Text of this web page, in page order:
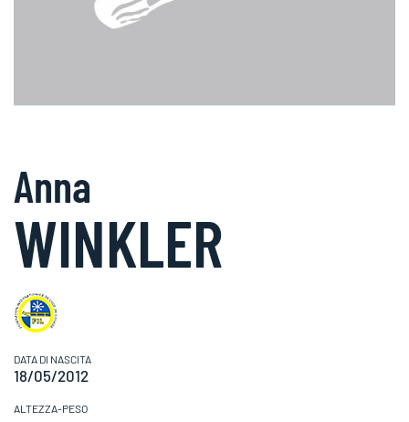
Anna
WINKLER
DATA DI NASCITA
18/05/2012
ALTEZZA-PESO